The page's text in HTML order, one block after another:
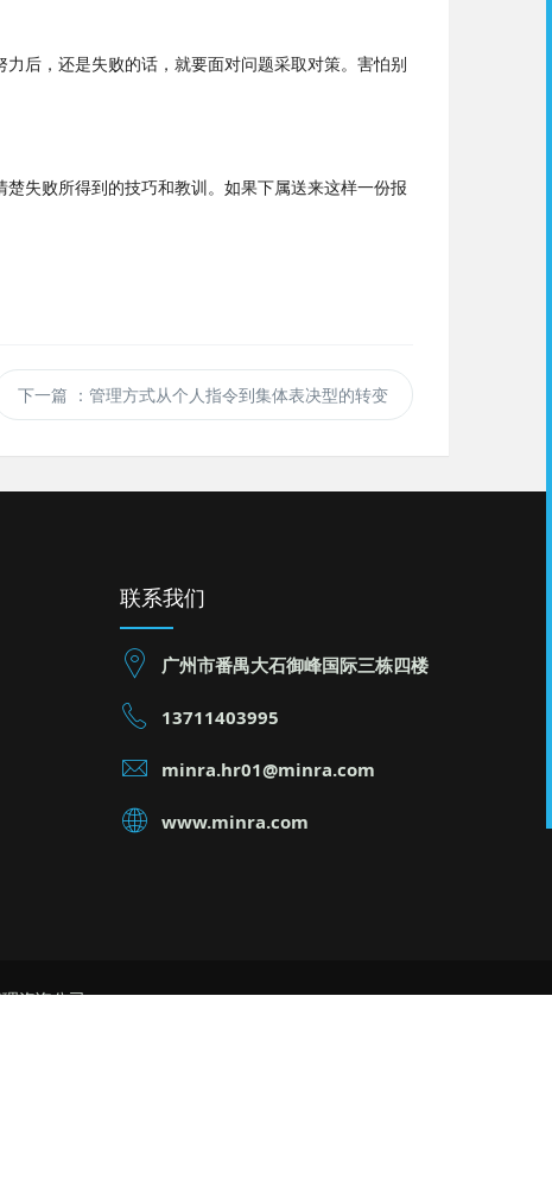
后，还是失败的话，就要面对问题采取对策。害怕别
失败所得到的技巧和教训。如果下属送来这样一份报
下一篇 ：管理方式从个人指令到集体表决型的转变
联系我们
广州市番禺大石御峰国际三栋四楼
13711403995
minra.hr01@minra.com
www.minra.com
咨询公司